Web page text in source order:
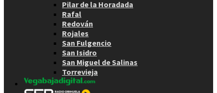
Pilar de la Horadada
Rafal
Redován
Rojales
San Fulgencio
San Isidro
San Miguel de Salinas
Torrevieja